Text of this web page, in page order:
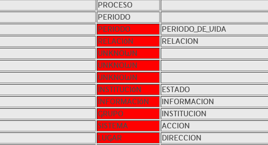
PROCESO
PERIODO
PERIODO
PERIODO_DE_VIDA
RELACIóN
RELACION
UNKNOWN
UNKNOWN
UNKNOWN
INSTITUCIóN
ESTADO
INFORMACIóN
INFORMACION
GRUPO
INSTITUCION
SISTEMA
ACCION
LUGAR
DIRECCION